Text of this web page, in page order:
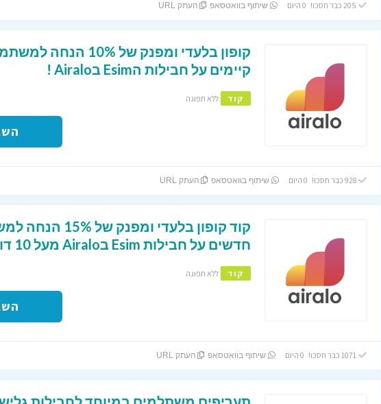
שיתוף בוואטסאפ העתק URL
קופון בלעדי ומפנק של 10%
קיימים על חבילות הEsim בAiralo !
קוד ללא תפוגה
928 כבר חסכו! 0 היום שיתוף בוואטסאפ העתק URL
קוד קופון בלעדי ומפנק
חדשים על חבילות Esim בAiralo מעל 10 דולר !
קוד ללא תפוגה
1071 כבר חסכו! 0 היום שיתוף בוואטסאפ העתק URL